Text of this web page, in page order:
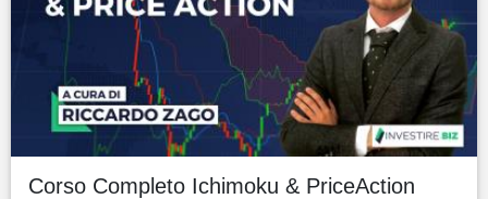
Corso Completo Ichimoku & PriceAction